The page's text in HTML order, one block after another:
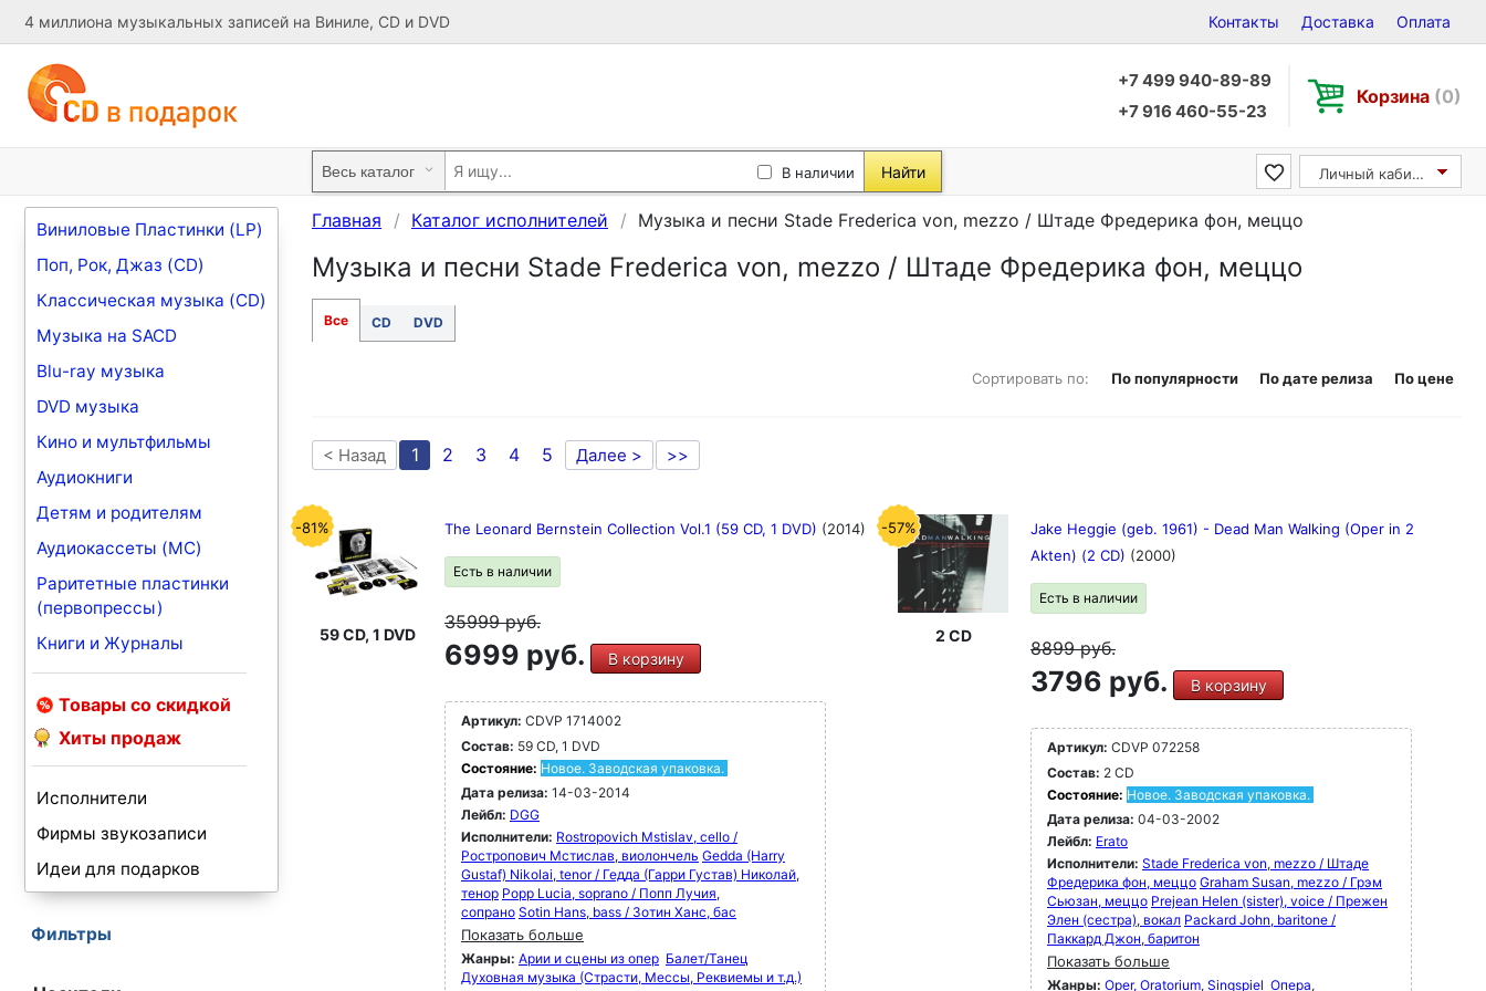
4 миллиона музыкальных записей на Виниле, CD и DVD Контакты Доставка Оплата
+7 499 940-89-89
+7 916 460-55-23
Корзина (0)
В наличии Найти Личный кабинет
Виниловые Пластинки (LP)
Поп, Рок, Джаз (CD)
Классическая музыка (CD)
Музыка на SACD
Blu-ray музыка
DVD музыка
Кино и мультфильмы
Аудиокниги
Детям и родителям
Аудиокассеты (MC)
Раритетные пластинки
(первопрессы)
Книги и Журналы
Товары со скидкой
Хиты продаж
Исполнители
Фирмы звукозаписи
Идеи для подарков
Фильтры
Главная Каталог исполнителей Музыка и песни Stade Frederica von, mezzo / Штаде Фредерика фон, меццо
Музыка и песни Stade Frederica von, mezzo / Штаде Фредерика фон, меццо
Все CD DVD
Сортировать по: По популярности По дате релиза По цене
< Назад 1 2 3 4 5 Далее > >>
-81%
59 CD, 1 DVD
The Leonard Bernstein Collection Vol.1 (59 CD, 1 DVD) (2014)
Есть в наличии
35999руб.
6999 руб. В корзину
Артикул: CDVP 1714002
Состав: 59 CD, 1 DVD
Состояние: Новое. Заводская упаковка.
Дата релиза: 14-03-2014
Лейбл: DGG
Исполнители: Rostropovich Mstislav, cello /
Ростропович Мстислав, виолончель Gedda (Harry
Gustaf) Nikolai, tenor / Гедда (Гарри Густав) Николай,
тенор Popp Lucia, soprano / Попп Лучия,
сопрано Sotin Hans, bass / Зотин Ханс, бас
Показать больше
Жанры: Арии и сцены из опер Балет/Танец
Духовная музыка (Страсти, Мессы, Реквиемы и т.д.)
-57%
2 CD
Jake Heggie (geb. 1961) - Dead Man Walking (Oper in 2
Akten) (2 CD) (2000)
Есть в наличии
8899руб.
3796 руб. В корзину
Артикул: CDVP 072258
Состав: 2 CD
Состояние: Новое. Заводская упаковка.
Дата релиза: 04-03-2002
Лейбл: Erato
Исполнители: Stade Frederica von, mezzo / Штаде
Фредерика фон, меццо Graham Susan, mezzo / Грэм
Сьюзан, меццо Prejean Helen (sister), voice / Прежен
Элен (сестра), вокал Packard John, baritone /
Паккард Джон, баритон
Показать больше
Жанры: Oper, Oratorium, Singspiel Опера,